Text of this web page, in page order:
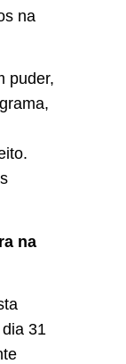
na
puder,
na
31